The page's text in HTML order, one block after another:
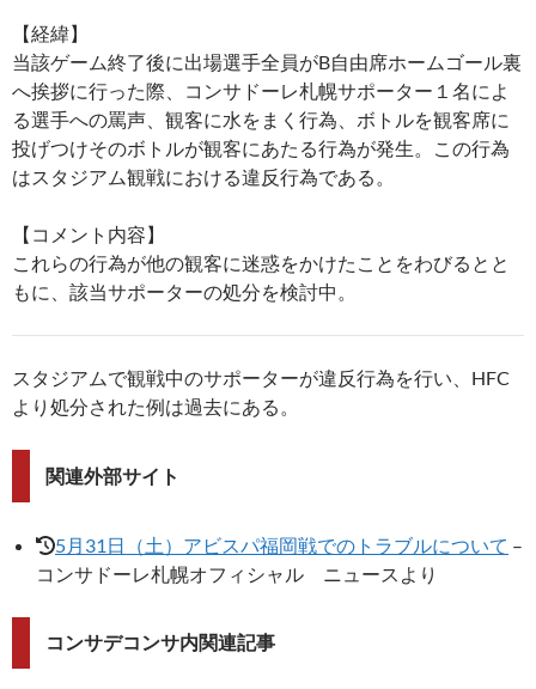
【経緯】
当該ゲーム終了後に出場選手全員がB自由席ホームゴール裏
へ挨拶に行った際、コンサドーレ札幌サポーター１名によ
る選手への罵声、観客に水をまく行為、ボトルを観客席に
投げつけそのボトルが観客にあたる行為が発生。この行為
はスタジアム観戦における違反行為である。
【コメント内容】
これらの行為が他の観客に迷惑をかけたことをわびるとと
もに、該当サポーターの処分を検討中。
スタジアムで観戦中のサポーターが違反行為を行い、HFC
より処分された例は過去にある。
関連外部サイト
5月31日（土）アビスパ福岡戦でのトラブルについて –
コンサドーレ札幌オフィシャル ニュースより
コンサデコンサ内関連記事